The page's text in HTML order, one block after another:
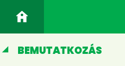
BEMUTATKOZÁS